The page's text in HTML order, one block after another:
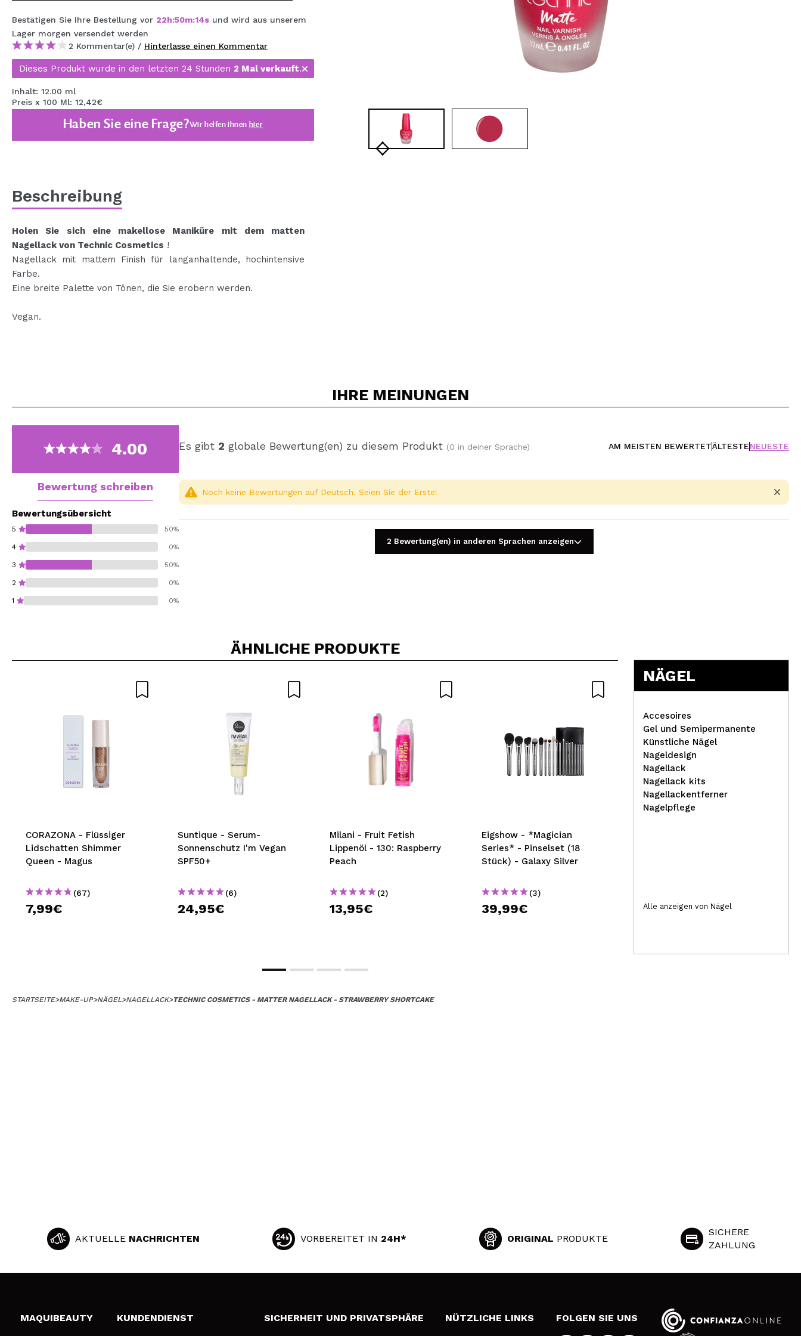
MAQUIFARMA
KOREA ZONE
TRAVEL SIZE
NATURE
SPECIALS
BALD VERFÜGBAR
bisherigen Vorgänge einsehen.
BENUTZERKONTO ERSTELLEN
Bestätigen Sie Ihre Bestellung vor 22h:50m:13sund wird aus unserem
Lager morgen versendet werden
2 Kommentar(e) / Hinterlasse einen Kommentar
Dieses Produkt wurde in den letzten 24 Stunden 2 Mal verkauft.
Inhalt: 12.00 ml
Preis x 100 Ml: 12,42€
Haben Sie eine Frage?Wir helfen Ihnen hier
Beschreibung
Holen Sie sich eine makellose Maniküre mit dem matten
Nagellack von Technic Cosmetics !
Nagellack mit mattem Finish für langanhaltende, hochintensive
Farbe.
Eine breite Palette von Tönen, die Sie erobern werden.
Vegan.
IHRE MEINUNGEN
4.00
Bewertung schreiben
Bewertungsübersicht
5 50%
4 0%
3 50%
2 0%
1 0%
Es gibt 2 globale Bewertung(en) zu diesem Produkt (0 in deiner Sprache) AM MEISTEN BEWERTETÄLTESTENEUESTE
Noch keine Bewertungen auf Deutsch. Seien Sie der Erste!
2 Bewertung(en) in anderen Sprachen anzeigen
ÄHNLICHE PRODUKTE
CORAZONA - Flüssiger
Lidschatten Shimmer
Queen - Magus
(67)
7,99€
Suntique - Serum-
Sonnenschutz I'm Vegan
SPF50+
(6)
24,95€
Milani - Fruit Fetish
Lippenöl - 130: Raspberry
Peach
(2)
13,95€
Eigshow - *Magician
Series* - Pinselset (18
Stück) - Galaxy Silver
(3)
39,99€
Technic Cosmetics -
Fixierendes Gel für
Augenbrauen Brow S.O.S. -
2,49€
NÄGEL
Accesoires
Gel und Semipermanente
Künstliche Nägel
Nageldesign
Nagellack
Nagellack kits
Nagellackentferner
Nagelpflege
Alle anzeigen von Nägel
STARTSEITE>MAKE-UP>NÄGEL>NAGELLACK>TECHNIC COSMETICS - MATTER NAGELLACK - STRAWBERRY SHORTCAKE
AKTUELLE NACHRICHTEN VORBEREITET IN 24H* ORIGINAL PRODUKTE
SICHERE
ZAHLUNG
MAQUIBEAUTY KUNDENDIENST SICHERHEIT UND PRIVATSPHÄRE NÜTZLICHE LINKS FOLGEN SIE UNS